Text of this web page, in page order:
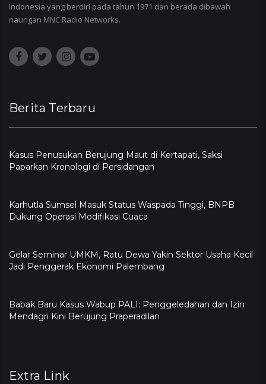
Indonesia yang berdiri pada tahun 1971 dan berada dibawah
naungan MNC Radio Networks.
Berita Terbaru
Kasus Penusukan Berujung Maut di Kertapati, Saksi
Paparkan Kronologi di Persidangan
Karhutla Sumsel Masuk Status Waspada Tinggi, BNPB
Dukung Operasi Modifikasi Cuaca
Gelar Seminar UMKM, Ratu Dewa Yakin Sektor Usaha Kecil
Jadi Penggerak Ekonomi Palembang
Babak Baru Kasus Wabup PALI: Penggeledahan dan Izin
Mendagri Kini Berujung Praperadilan
Extra Link